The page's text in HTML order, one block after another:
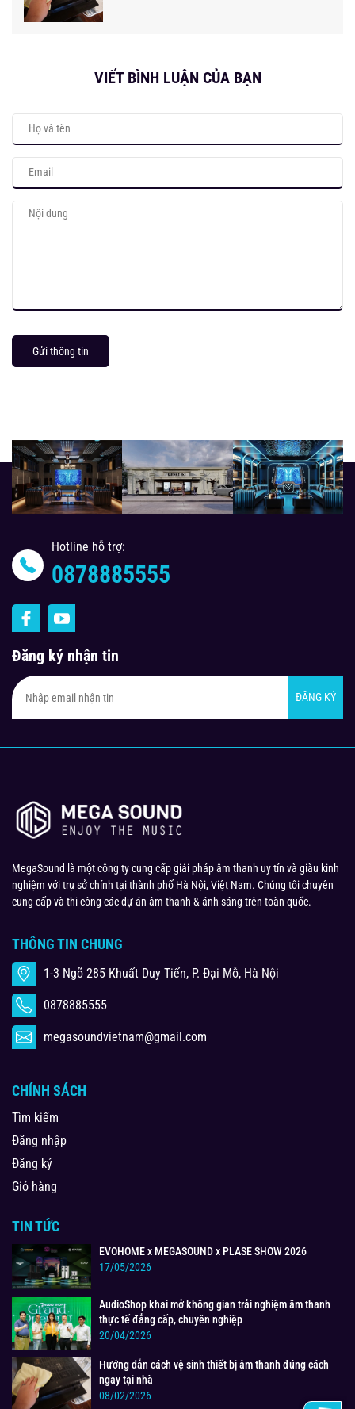
VIẾT BÌNH LUẬN CỦA BẠN
Gửi thông tin
Hotline hỗ trợ:
0878885555
Đăng ký nhận tin
ĐĂNG KÝ
MegaSound là một công ty cung cấp giải pháp âm thanh uy tín và giàu kinh
nghiệm với trụ sở chính tại thành phố Hà Nội, Việt Nam. Chúng tôi chuyên
cung cấp và thi công các dự án âm thanh & ánh sáng trên toàn quốc.
THÔNG TIN CHUNG
1-3 Ngõ 285 Khuất Duy Tiến, P. Đại Mỗ, Hà Nội
0878885555
megasoundvietnam@gmail.com
CHÍNH SÁCH
Tìm kiếm
Đăng nhập
Đăng ký
Giỏ hàng
TIN TỨC
EVOHOME x MEGASOUND x PLASE SHOW 2026
17/05/2026
AudioShop khai mở không gian trải nghiệm âm thanh
thực tế đẳng cấp, chuyên nghiệp
20/04/2026
Hướng dẫn cách vệ sinh thiết bị âm thanh đúng cách
ngay tại nhà
08/02/2026